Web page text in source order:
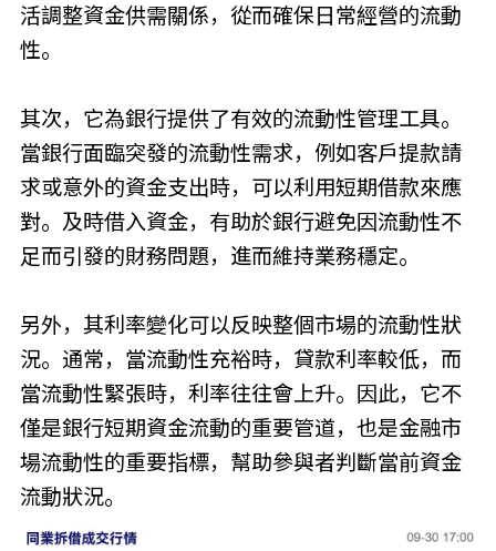
活調整資金供需關係，從而確保日常經營的流動
性。
其次，它為銀行提供了有效的流動性管理工具。
當銀行面臨突發的流動性需求，例如客戶提款請
求或意外的資金支出時，可以利用短期借款來應
對。及時借入資金，有助於銀行避免因流動性不
足而引發的財務問題，進而維持業務穩定。
另外，其利率變化可以反映整個市場的流動性狀
況。通常，當流動性充裕時，貸款利率較低，而
當流動性緊張時，利率往往會上升。因此，它不
僅是銀行短期資金流動的重要管道，也是金融市
場流動性的重要指標，幫助參與者判斷當前資金
流動狀況。